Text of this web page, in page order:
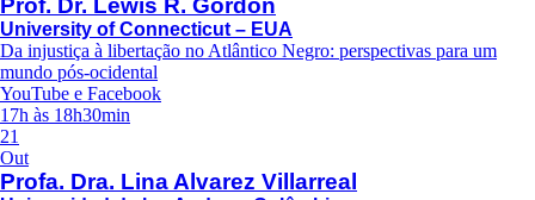
Prof. Dr. Lewis R. Gordon
University of Connecticut – EUA
Da injustiça à libertação no Atlântico Negro: perspectivas para um
mundo pós-ocidental
YouTube e Facebook
17h às 18h30min
21
Out
Profa. Dra. Lina Alvarez Villarreal